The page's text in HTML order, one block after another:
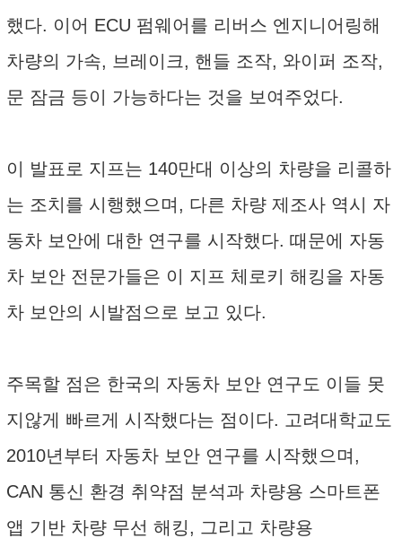
했다. 이어 ECU 펌웨어를 리버스 엔지니어링해
차량의 가속, 브레이크, 핸들 조작, 와이퍼 조작,
문 잠금 등이 가능하다는 것을 보여주었다.
이 발표로 지프는 140만대 이상의 차량을 리콜하
는 조치를 시행했으며, 다른 차량 제조사 역시 자
동차 보안에 대한 연구를 시작했다. 때문에 자동
차 보안 전문가들은 이 지프 체로키 해킹을 자동
차 보안의 시발점으로 보고 있다.
주목할 점은 한국의 자동차 보안 연구도 이들 못
지않게 빠르게 시작했다는 점이다. 고려대학교도
2010년부터 자동차 보안 연구를 시작했으며,
CAN 통신 환경 취약점 분석과 차량용 스마트폰
앱 기반 차량 무선 해킹, 그리고 차량용